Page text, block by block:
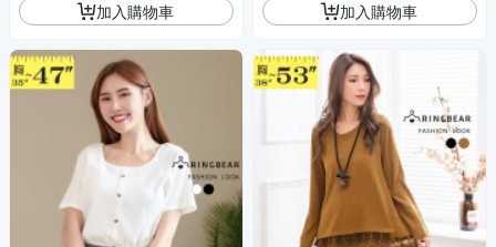
加入購物車 加入購物車